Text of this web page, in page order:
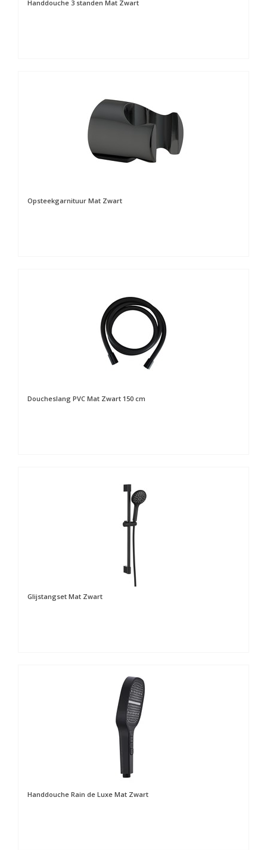
Handdouche 3 standen Mat Zwart
Opsteekgarnituur Mat Zwart
Doucheslang PVC Mat Zwart 150 cm
Glijstangset Mat Zwart
Handdouche Rain de Luxe Mat Zwart